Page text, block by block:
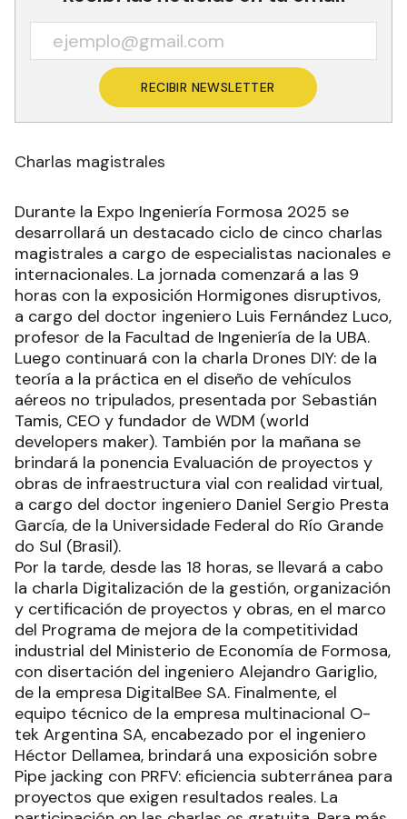
RECIBIR NEWSLETTER
Charlas magistrales
Durante la Expo Ingeniería Formosa 2025 se
desarrollará un destacado ciclo de cinco charlas
magistrales a cargo de especialistas nacionales e
internacionales. La jornada comenzará a las 9
horas con la exposición Hormigones disruptivos,
a cargo del doctor ingeniero Luis Fernández Luco,
profesor de la Facultad de Ingeniería de la UBA.
Luego continuará con la charla Drones DIY: de la
teoría a la práctica en el diseño de vehículos
aéreos no tripulados, presentada por Sebastián
Tamis, CEO y fundador de WDM (world
developers maker). También por la mañana se
brindará la ponencia Evaluación de proyectos y
obras de infraestructura vial con realidad virtual,
a cargo del doctor ingeniero Daniel Sergio Presta
García, de la Universidade Federal do Río Grande
do Sul (Brasil).
Por la tarde, desde las 18 horas, se llevará a cabo
la charla Digitalización de la gestión, organización
y certificación de proyectos y obras, en el marco
del Programa de mejora de la competitividad
industrial del Ministerio de Economía de Formosa,
con disertación del ingeniero Alejandro Gariglio,
de la empresa DigitalBee SA. Finalmente, el
equipo técnico de la empresa multinacional O-
tek Argentina SA, encabezado por el ingeniero
Héctor Dellamea, brindará una exposición sobre
Pipe jacking con PRFV: eficiencia subterránea para
proyectos que exigen resultados reales. La